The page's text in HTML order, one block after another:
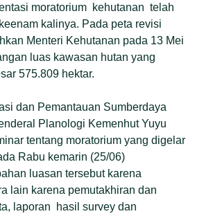
moratorium kehutanan telah
kalinya. Pada peta revisi
Menteri Kehutanan pada 13 Mei
luas kawasan hutan yang
575.809 hektar.
dan Pemantauan Sumberdaya
Planologi Kemenhut Yuyu
tentang moratorium yang digelar
Rabu kemarin (25/06)
luasan tersebut karena
lain karena pemutakhiran dan
laporan hasil survey dan